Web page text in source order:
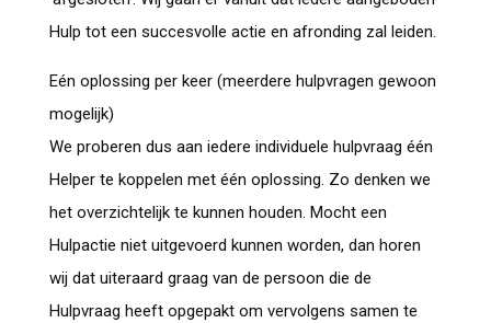
Hulp tot een succesvolle actie en afronding zal leiden.
Eén oplossing per keer (meerdere hulpvragen gewoon
mogelijk)
We proberen dus aan iedere individuele hulpvraag één
Helper te koppelen met één oplossing. Zo denken we
het overzichtelijk te kunnen houden. Mocht een
Hulpactie niet uitgevoerd kunnen worden, dan horen
wij dat uiteraard graag van de persoon die de
Hulpvraag heeft opgepakt om vervolgens samen te